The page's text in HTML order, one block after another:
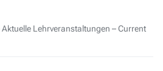
Lehrveranstaltungen – Current